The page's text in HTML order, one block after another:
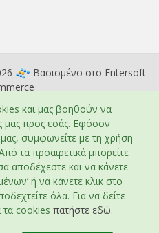
Βασισμένο στο Entersoft
και μας βοηθούν να
μας προς εσάς. Εφόσον
μας, συμφωνείτε με τη χρήση
τα προαιρετικά μπορείτε
αποδέχεστε και να κάνετε
ή να κάνετε κλικ στο
όλα. Για να δείτε
τα cookies πατήστε εδώ.